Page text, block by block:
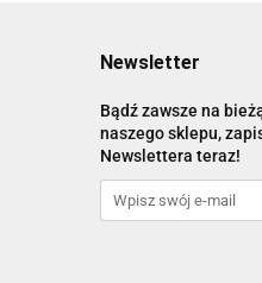
Newsletter
Bądź zawsze na
naszego sklepu,
Newslettera teraz!